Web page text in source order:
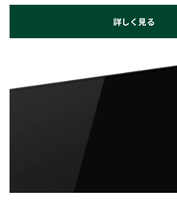
詳しく見る